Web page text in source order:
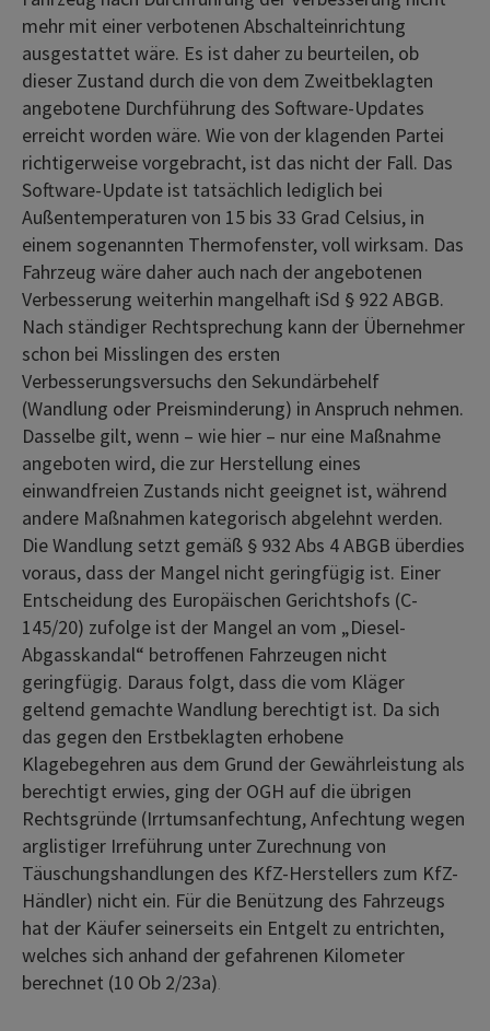
mehr mit einer verbotenen Abschalteinrichtung
ausgestattet wäre. Es ist daher zu beurteilen, ob
dieser Zustand durch die von dem Zweitbeklagten
angebotene Durchführung des Software-Updates
erreicht worden wäre. Wie von der klagenden Partei
richtigerweise vorgebracht, ist das nicht der Fall. Das
Software-Update ist tatsächlich lediglich bei
Außentemperaturen von 15 bis 33 Grad Celsius, in
einem sogenannten Thermofenster, voll wirksam. Das
Fahrzeug wäre daher auch nach der angebotenen
Verbesserung weiterhin mangelhaft iSd § 922 ABGB.
Nach ständiger Rechtsprechung kann der Übernehmer
schon bei Misslingen des ersten
Verbesserungsversuchs den Sekundärbehelf
(Wandlung oder Preisminderung) in Anspruch nehmen.
Dasselbe gilt, wenn – wie hier – nur eine Maßnahme
angeboten wird, die zur Herstellung eines
einwandfreien Zustands nicht geeignet ist, während
andere Maßnahmen kategorisch abgelehnt werden.
Die Wandlung setzt gemäß § 932 Abs 4 ABGB überdies
voraus, dass der Mangel nicht geringfügig ist. Einer
Entscheidung des Europäischen Gerichtshofs (C-
145/20) zufolge ist der Mangel an vom „Diesel-
Abgasskandal“ betroffenen Fahrzeugen nicht
geringfügig. Daraus folgt, dass die vom Kläger
geltend gemachte Wandlung berechtigt ist. Da sich
das gegen den Erstbeklagten erhobene
Klagebegehren aus dem Grund der Gewährleistung als
berechtigt erwies, ging der OGH auf die übrigen
Rechtsgründe (Irrtumsanfechtung, Anfechtung wegen
arglistiger Irreführung unter Zurechnung von
Täuschungshandlungen des KfZ-Herstellers zum KfZ-
Händler) nicht ein. Für die Benützung des Fahrzeugs
hat der Käufer seinerseits ein Entgelt zu entrichten,
welches sich anhand der gefahrenen Kilometer
berechnet (10 Ob 2/23a).